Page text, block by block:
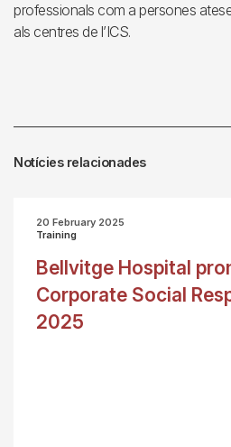
professionals com a persones
als centres de l’ICS.
Notícies relacionades
20 February 2025
Training
Bellvitge Hospital
Corporate Social
2025